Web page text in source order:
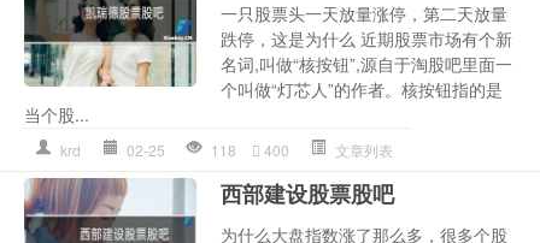
一只股票头一天放量涨停，第二天放量
跌停，这是为什么 近期股票市场有个新
名词,叫做“核按钮”,源自于淘股吧里面一
个叫做“灯芯人”的作者。核按钮指的是
当个股...
krd 02-25 118 400 文章列表
西部建设股票股吧
为什么大盘指数涨了那么多，很多个股